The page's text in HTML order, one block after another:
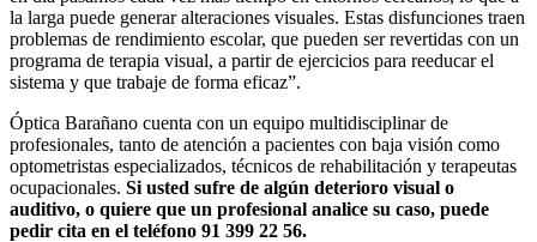
la larga puede generar alteraciones visuales. Estas disfunciones traen
problemas de rendimiento escolar, que pueden ser revertidas con un
programa de terapia visual, a partir de ejercicios para reeducar el
sistema y que trabaje de forma eficaz”.
Óptica Barañano cuenta con un equipo multidisciplinar de
profesionales, tanto de atención a pacientes con baja visión como
optometristas especializados, técnicos de rehabilitación y terapeutas
ocupacionales. Si usted sufre de algún deterioro visual o
auditivo, o quiere que un profesional analice su caso, puede
pedir cita en el teléfono 91 399 22 56.